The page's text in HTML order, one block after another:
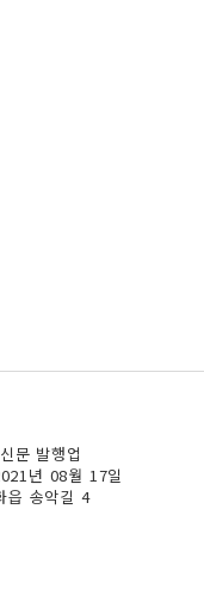
문 발행업
년 08월 17일
읍 송악길 4